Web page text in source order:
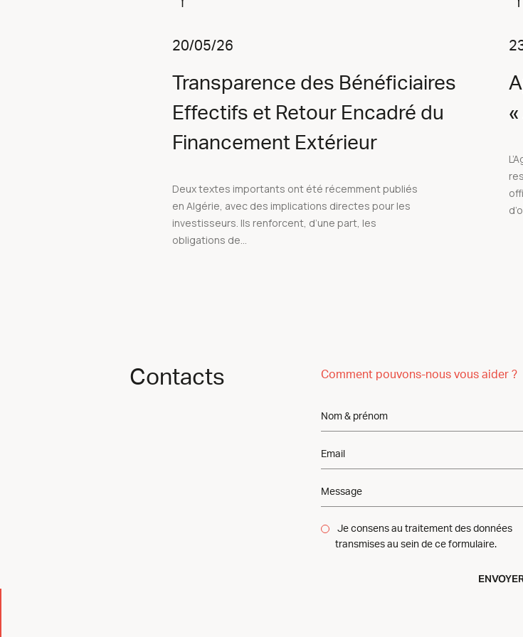
20/05/26
Transparence des Bénéficiaires
Effectifs et Retour Encadré du
Financement Extérieur
Deux textes importants ont été récemment publiés
en Algérie, avec des implications directes pour les
investisseurs. Ils renforcent, d’une part, les
obligations de...
Contacts Comment pouvons-nous vous aider ?
Je consens au traitement des données
transmises au sein de ce formulaire.